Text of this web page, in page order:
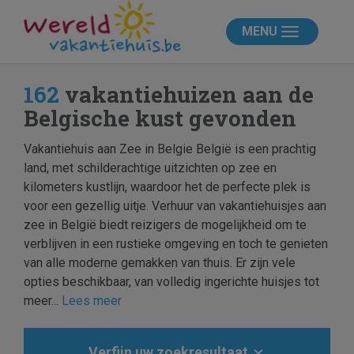
MENU
162 vakantiehuizen aan de
Belgische kust gevonden
Vakantiehuis aan Zee in Belgie België is een prachtig
land, met schilderachtige uitzichten op zee en
kilometers kustlijn, waardoor het de perfecte plek is
voor een gezellig uitje. Verhuur van vakantiehuisjes aan
zee in België biedt reizigers de mogelijkheid om te
verblijven in een rustieke omgeving en toch te genieten
van alle moderne gemakken van thuis. Er zijn vele
opties beschikbaar, van volledig ingerichte huisjes tot
meer... Lees meer